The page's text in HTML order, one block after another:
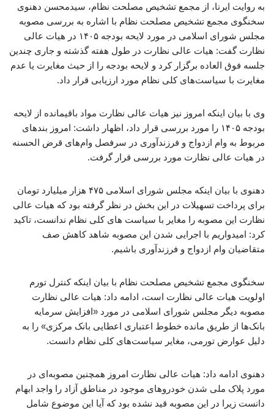
به روایت ایرنا، از مجمع تشخیص مصلحت نظام، سیدمحسن دهنوی
سخنگوی مجمع تشخیص مصلحت نظام با اشاره به بررسی مصوبه
مجلس شورای اسلامی در مورد لایحه بودجه ۱۴۰۵ در هیات عالی
نظارت گفت: هیات عالی نظارت در طول هفته گذشته و جاری چندین
جلسه فوق العاده برگزار کرد و لایحه بودجه را از حیث مغایرت یا عدم
مغایرت با سیاست‌های کلی نظام مورد ارزیابی قرار داد.
وی با بیان اینکه امروز نیز هیات عالی نظارت مواد باقیمانده از لایحه
بودجه ۱۴۰۵ را مورد بررسی قرار داد، اظهار داشت: امروز بندهای
مربوط به وام ازدواج و فرزندآوری در سرفصل وام‌های قرض الحسنه
در هیات عالی نظارت مورد بررسی قرار گرفت.
دهنوی با بیان اینکه مجلس شورای اسلامی ۴۷۵ هزار میلیارد تومان
برای پرداخت تسهیلات در این بخش در نظر گرفته بود که هیات عالی
نظارت این مصوبه را مغایر با سیاست های کلی نظام ندانست، تاکید
کرد: امیدواریم با اجرایی شدن این مصوبه شاهد کاهش صف
متقاضیان وام ازدواج و فرزندآوری باشیم.
سخنگوی مجمع تشخیص مصلحت نظام با بیان اینکه کنترل تورم
اولویت هیات عالی نظارت است، ادامه داد: هیات عالی نظارت
مصوبه دیگر مجلس شورای اسلامی در مورد «افزایش سرمایه
بانک‌ها از طریق مانده خطوط اعتباری اعطایی بانک مرکزی» را به
دلیل عوارض تورمی، مغایر سیاست‌های کلی نظام دانست.
دهنوی ادامه داد: هیات عالی نظارت امروز همچنین مصوبه‌ای در
مورد پلاک ملی شدن خودروهای موجود در مناطق آزاد را واجد ابهام
دانست زیرا در این مصوبه قید نشده بود که آیا این موضوع شامل